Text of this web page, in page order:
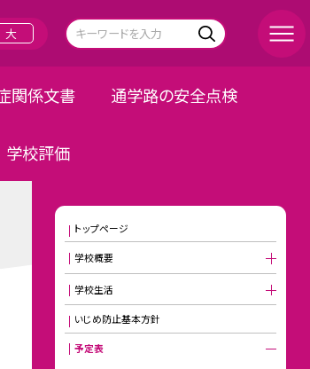
大
関係文書 通学路の安全点検
学校評価
トップページ
学校概要
学校生活
いじめ防止基本方針
予定表